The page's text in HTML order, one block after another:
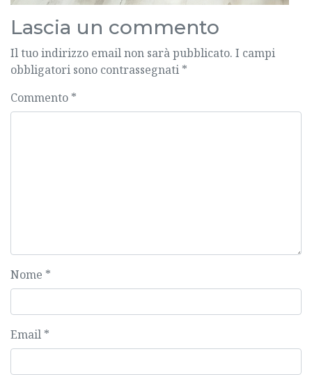
Lascia un commento
Il tuo indirizzo email non sarà pubblicato. I campi
obbligatori sono contrassegnati *
Commento *
Nome *
Email *